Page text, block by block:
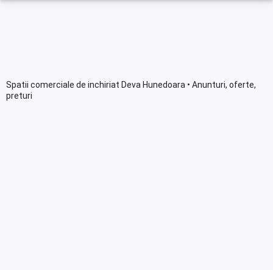
Spatii comerciale de inchiriat Deva Hunedoara • Anunturi, oferte,
preturi